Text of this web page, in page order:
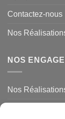
Contactez-nous
Nos
NOS
Nos